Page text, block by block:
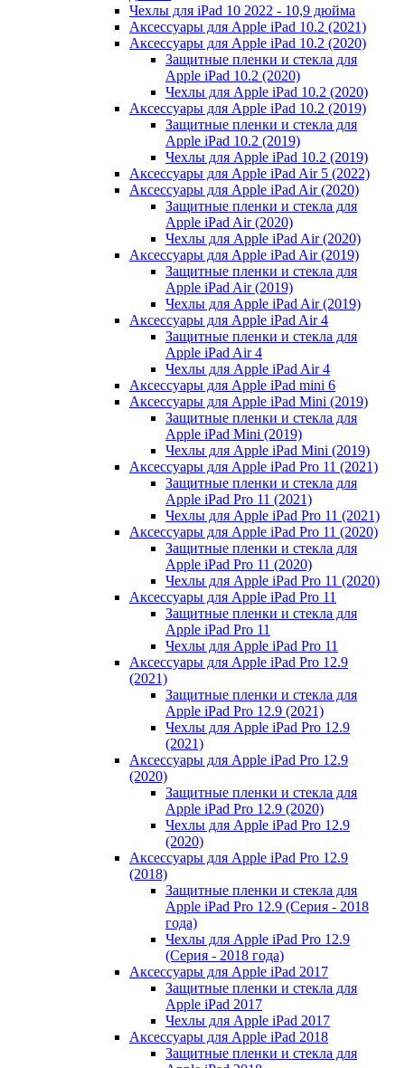
Чехлы для iPad 10 2022 - 10,9 дюйма
Аксессуары для Apple iPad 10.2 (2021)
Аксессуары для Apple iPad 10.2 (2020)
Защитные пленки и стекла для
Apple iPad 10.2 (2020)
Чехлы для Apple iPad 10.2 (2020)
Аксессуары для Apple iPad 10.2 (2019)
Защитные пленки и стекла для
Apple iPad 10.2 (2019)
Чехлы для Apple iPad 10.2 (2019)
Аксессуары для Apple iPad Air 5 (2022)
Аксессуары для Apple iPad Air (2020)
Защитные пленки и стекла для
Apple iPad Air (2020)
Чехлы для Apple iPad Air (2020)
Аксессуары для Apple iPad Air (2019)
Защитные пленки и стекла для
Apple iPad Air (2019)
Чехлы для Apple iPad Air (2019)
Аксессуары для Apple iPad Air 4
Защитные пленки и стекла для
Apple iPad Air 4
Чехлы для Apple iPad Air 4
Аксессуары для Apple iPad mini 6
Аксессуары для Apple iPad Mini (2019)
Защитные пленки и стекла для
Apple iPad Mini (2019)
Чехлы для Apple iPad Mini (2019)
Аксессуары для Apple iPad Pro 11 (2021)
Защитные пленки и стекла для
Apple iPad Pro 11 (2021)
Чехлы для Apple iPad Pro 11 (2021)
Аксессуары для Apple iPad Pro 11 (2020)
Защитные пленки и стекла для
Apple iPad Pro 11 (2020)
Чехлы для Apple iPad Pro 11 (2020)
Аксессуары для Apple iPad Pro 11
Защитные пленки и стекла для
Apple iPad Pro 11
Чехлы для Apple iPad Pro 11
Аксессуары для Apple iPad Pro 12.9
(2021)
Защитные пленки и стекла для
Apple iPad Pro 12.9 (2021)
Чехлы для Apple iPad Pro 12.9
(2021)
Аксессуары для Apple iPad Pro 12.9
(2020)
Защитные пленки и стекла для
Apple iPad Pro 12.9 (2020)
Чехлы для Apple iPad Pro 12.9
(2020)
Аксессуары для Apple iPad Pro 12.9
(2018)
Защитные пленки и стекла для
Apple iPad Pro 12.9 (Серия - 2018
года)
Чехлы для Apple iPad Pro 12.9
(Серия - 2018 года)
Аксессуары для Apple iPad 2017
Защитные пленки и стекла для
Apple iPad 2017
Чехлы для Apple iPad 2017
Аксессуары для Apple iPad 2018
Защитные пленки и стекла для